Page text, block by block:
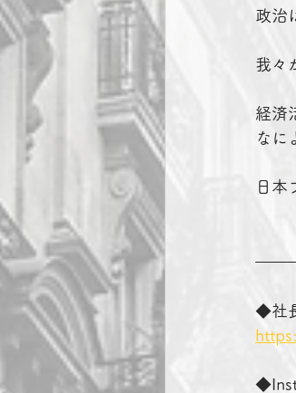
政治
我々
経済
なに
日本
◆社